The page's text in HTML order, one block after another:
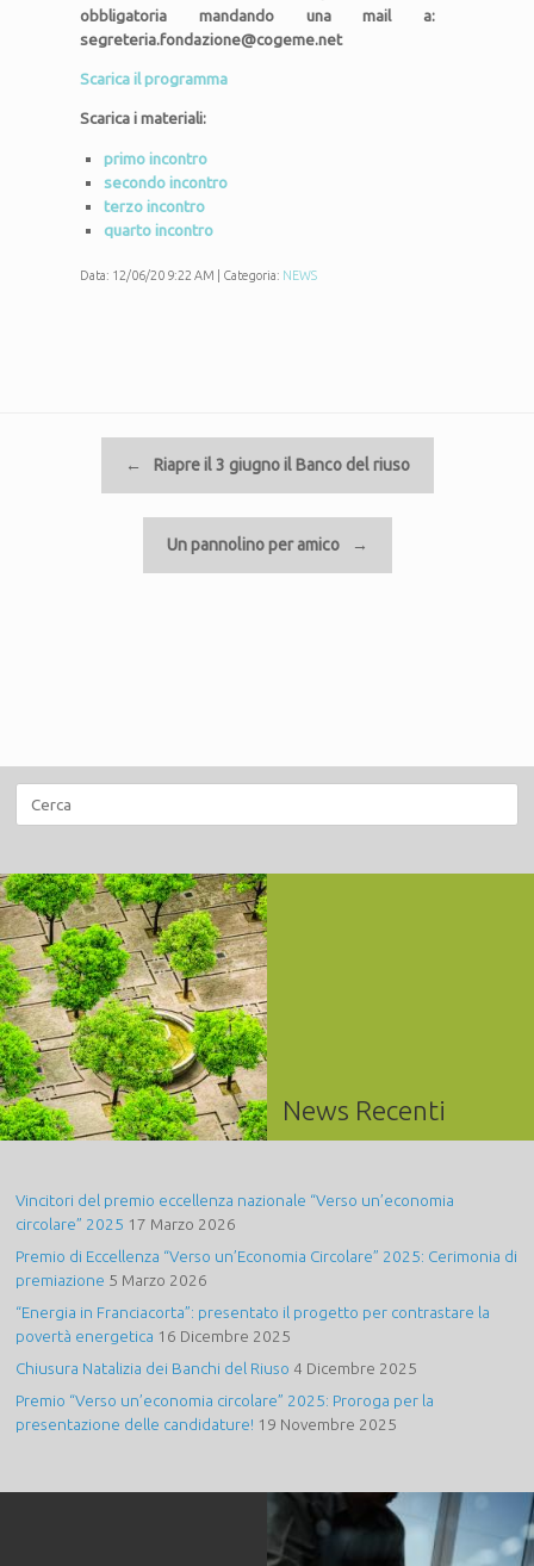
obbligatoria mandando una mail a:
segreteria.fondazione@cogeme.net
Scarica il programma
Scarica i materiali:
primo incontro
secondo incontro
terzo incontro
quarto incontro
Data: 12/06/20 9:22 AM | Categoria: NEWS
←
Riapre il 3 giugno il Banco del riuso
Un pannolino per amico →
News Recenti
Vincitori del premio eccellenza nazionale “Verso un’economia
circolare” 2025 17 Marzo 2026
Premio di Eccellenza “Verso un’Economia Circolare” 2025: Cerimonia di
premiazione 5 Marzo 2026
“Energia in Franciacorta”: presentato il progetto per contrastare la
povertà energetica 16 Dicembre 2025
Chiusura Natalizia dei Banchi del Riuso 4 Dicembre 2025
Premio “Verso un’economia circolare” 2025: Proroga per la
presentazione delle candidature! 19 Novembre 2025